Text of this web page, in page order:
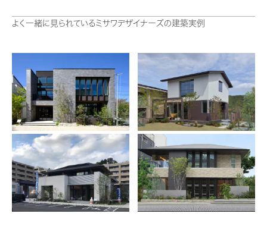
ミサワアイデンティティ
よく一緒に見られているミサワデザイナーズの建築実例